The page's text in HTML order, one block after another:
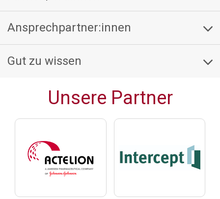
Ansprechpartner:innen
Gut zu wissen
Unsere Partner